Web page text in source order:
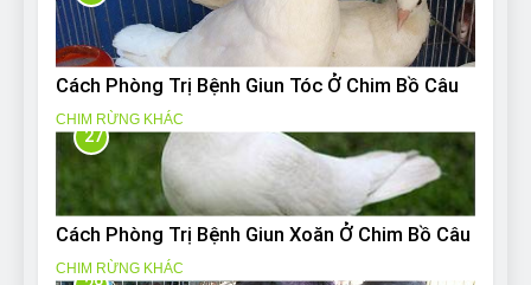
Cách Phòng Trị Bệnh Giun Tóc Ở Chim Bồ Câu
CHIM RỪNG KHÁC
27
Cách Phòng Trị Bệnh Giun Xoăn Ở Chim Bồ Câu
CHIM RỪNG KHÁC